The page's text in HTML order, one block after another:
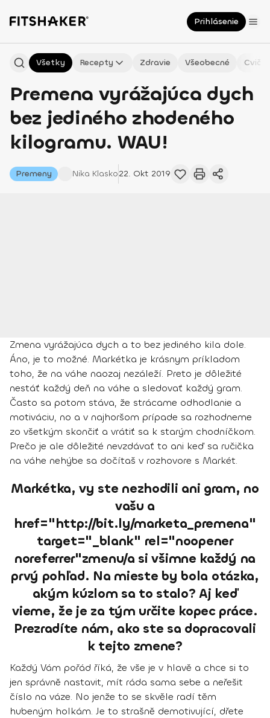
Prihlásenie
Všetky Recepty Zdravie Všeobecné
Premena vyrážajúca dych
bez jediného zhodeného
kilogramu. WAU!
Premeny Nika Klasko22. Okt 2019
Zmena vyrážajúca dych a to bez jediného kila dole.
Áno, je to možné. Markétka je krásnym príkladom
toho, že na váhe naozaj nezáleží. Preto je dôležité
nestáť každý deň na váhe a sledovať každý gram.
Často sa potom stáva, že strácame odhodlanie a
motiváciu, no a v najhoršom prípade sa rozhodneme
zo všetkým skončiť a vrátiť sa k starým chodníčkom.
Prečo je ale dôležité nevzdávať to ani keď sa ručička
na váhe nehýbe sa dočítaš v rozhovore s Markét.
Markétka, vy ste nezhodili ani gram, no
vašu a
href="http://bit.ly/marketa_premena"
target="_blank" rel="noopener
noreferrer"zmenu/a si všimne každý na
prvý pohľad. Na mieste by bola otázka,
akým kúzlom sa to stalo? Aj keď
vieme, že je za tým určite kopec práce.
Prezradíte nám, ako ste sa dopracovali
k tejto zmene?
Každý Vám pořád říká, že vše je v hlavě a chce si to
jen správně nastavit, mít ráda sama sebe a neřešit
číslo na váze. No jenže to se skvěle radí těm
hubeným holkám. Je to strašně demotivující, dřete